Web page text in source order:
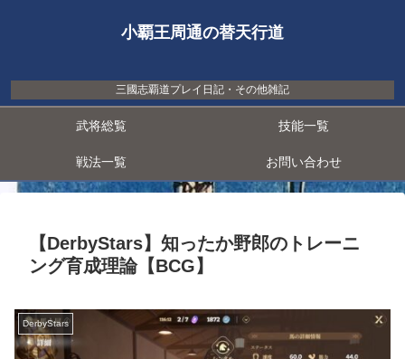
小覇王周通の替天行道
三國志覇道プレイ日記・その他雑記
武将総覧 技能一覧
戦法一覧 お問い合わせ
【DerbyStars】知ったか野郎のトレーニ
ング育成理論【BCG】
DerbyStars